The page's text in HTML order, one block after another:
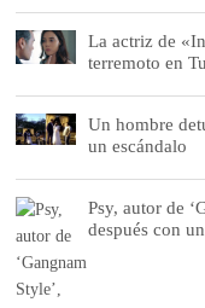
La actriz de
terremoto en
Un hombre
un escándalo
Psy, autor de
después con